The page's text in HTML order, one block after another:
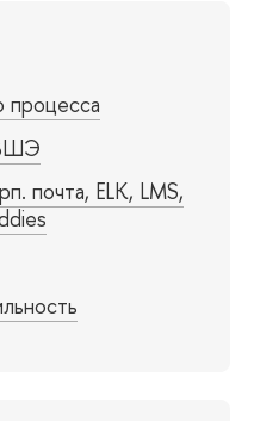
процесса
почта, ELK, LMS,